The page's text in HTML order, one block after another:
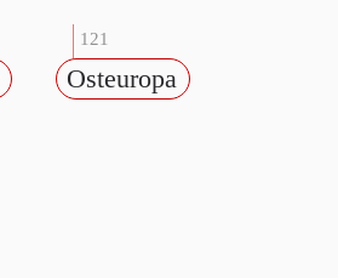
121
Osteuropa